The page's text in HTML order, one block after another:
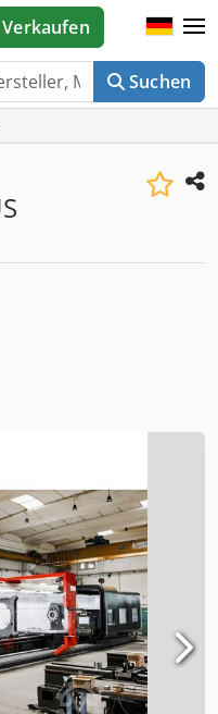
Suchen
Verkaufen